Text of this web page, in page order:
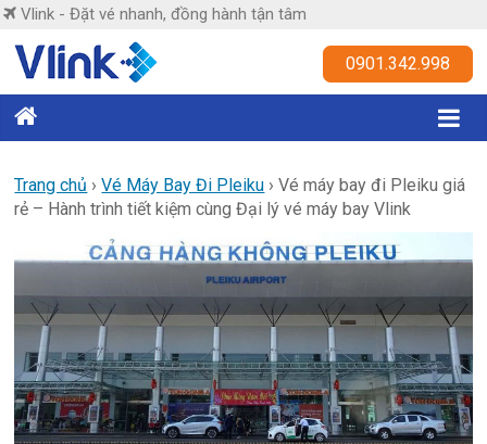
Skip
content
Vlink - Đặt vé nhanh, đồng hành tận tâm
Vlink
nhanh,
đồng
tận
0901.342.998
Trang chủ ›Vé Máy Bay Đi Pleiku ›Vé máy bay đi Pleiku giá
rẻ – Hành trình tiết kiệm cùng Đại lý vé máy bay Vlink